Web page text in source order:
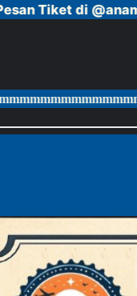
Tiket di
Tiket di